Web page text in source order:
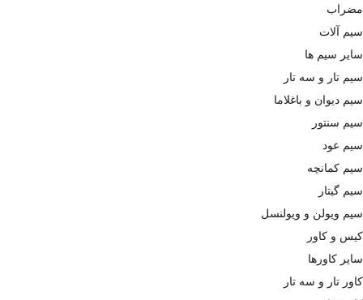
مضراب
سیم آلات
سایر سیم ها
سیم تار و سه تار
سیم دیوان و باغلاما
سیم سنتور
سیم عود
سیم کمانچه
سیم گیتار
سیم ویولن و ویولنسل
کیس و کاور
سایر کاورها
کاور تار و سه تار